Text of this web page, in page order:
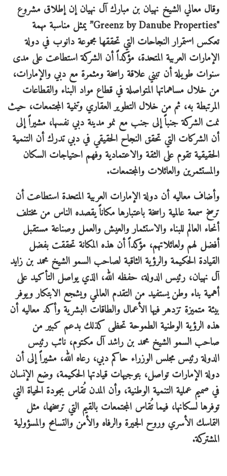
وقال معالي الشيخ نهيان بن مبارك آل نهيان إن إطلاق مشروع
"Greenz by Danube Properties” يمثل مناسبة مهمة
تعكس استمرار النجاحات التي تحققها مجموعة دانوب في دولة
الإمارات العربية المتحدة، مؤكداً أن الشركة استطاعت على مدى
سنوات طويلة أن تبني علاقة راسخة ومثمرة مع دبي والإمارات،
من خلال مساهماتها المتواصلة في قطاع مواد البناء والقطاعات
المرتبطة به، ثم من خلال التطوير العقاري وتنمية المجتمعات، حيث
نمت الشركة جنباً إلى جنب مع نمو مدينة دبي نفسها، مشيراً إلى
أن الشركات التي تحقق النجاح الحقيقي في دبي تدرك أن التنمية
الحقيقية تقوم على الثقة والاعتمادية وفهم احتياجات السكان
والمستثمرين والعائلات والمجتمعات.
وأضاف معاليه أن دولة الإمارات العربية المتحدة استطاعت أن
ترسخ سمعة عالمية راسخة باعتبارها مكاناً يقصده الناس من مختلف
أنحاء العالم للبناء والاستثمار والعيش والعمل وصناعة مستقبل
أفضل لهم ولعائلاتهم، مؤكداً أن هذه المكانة تحققت بفضل
القيادة الحكيمة والرؤية الثاقبة لصاحب السمو الشيخ محمد بن زايد
آل نهيان، رئيس الدولة، حفظه الله، الذي يواصل التأكيد على
أهمية بناء وطن يستفيد من التقدم العالمي ويشجع الابتكار ويوفر
بيئة متميزة تزدهر فيها الأعمال والطاقات البشرية وأكد معاليه أن
هذه الرؤية الوطنية الطموحة تحظى كذلك بدعم كبير من
صاحب السمو الشيخ محمد بن راشد آل مكتوم، نائب رئيس
الدولة رئيس مجلس الوزراء حاكم دبي، رعاه الله، مشيراً إلى أن
دولة الإمارات تواصل، بتوجيهات قيادتها الحكيمة، وضع الإنسان
في صميم عملية التنمية الوطنية، وأن المدن تُقاس بجودة الحياة التي
توفرها لسكانها، فيما تُقاس المجتمعات بالقيم التي ترسخها، مثل
التماسك الأسري وروح الجيرة والرفاه والأمن والتسامح والمسؤولية
المشتركة.